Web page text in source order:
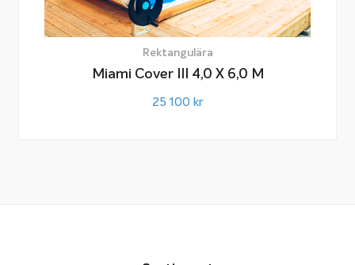
Rektangulära
Miami Cover III 4,0 X 6,0 M
25 100 kr